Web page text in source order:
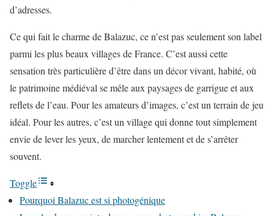
d’adresses.
Ce qui fait le charme de Balazuc, ce n’est pas seulement son label
parmi les plus beaux villages de France. C’est aussi cette
sensation très particulière d’être dans un décor vivant, habité, où
le patrimoine médiéval se mêle aux paysages de garrigue et aux
reflets de l’eau. Pour les amateurs d’images, c’est un terrain de jeu
idéal. Pour les autres, c’est un village qui donne tout simplement
envie de lever les yeux, de marcher lentement et de s’arrêter
souvent.
Toggle
Pourquoi Balazuc est si photogénique